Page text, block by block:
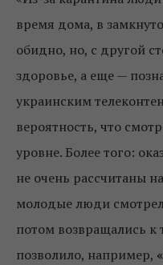
время дома, в
обидно, но, с другой
здоровье, а еще —
украинским
вероятность, что
уровне. Более того:
не очень рассчитаны
молодые люди
потом возвращались
позволило, например,